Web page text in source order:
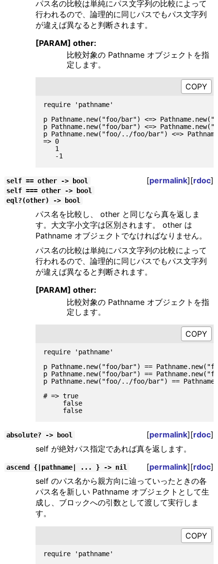
パス名の比較は単純にパス文字列の比較によって
行われるので、論理的に同じパスでもパス文字列
が違えば異なると判断されます。
[PARAM] other:
比較対象の Pathname オブジェクトを指
定します。
require 'pathname'
p Pathname.new("foo/bar") <=>
p Pathname.new("foo/bar") <=>
p Pathname.new("foo/../foo/bar") <=>
=> 0
   1
   -1
self == other -> bool [permalink][rdoc]
self === other -> bool
eql?(other) -> bool
パス名を比較し、 other と同じなら真を返しま
す。大文字小文字は区別されます。 other は
Pathname オブジェクトでなければなりません。
パス名の比較は単純にパス文字列の比較によって
行われるので、論理的に同じパスでもパス文字列
が違えば異なると判断されます。
[PARAM] other:
比較対象の Pathname オブジェクトを指
定します。
require 'pathname'
p Pathname.new("foo/bar") ==
p Pathname.new("foo/bar") ==
p Pathname.new("foo/../foo/bar") ==
# => true
     false
     false
absolute? -> bool [permalink][rdoc]
self が絶対パス指定であれば真を返します。
ascend {|pathname| ... } -> nil [permalink][rdoc]
self のパス名から親方向に辿っていったときの各
パス名を新しい Pathname オブジェクトとして生
成し、ブロックへの引数として渡して実行しま
す。
require 'pathname'